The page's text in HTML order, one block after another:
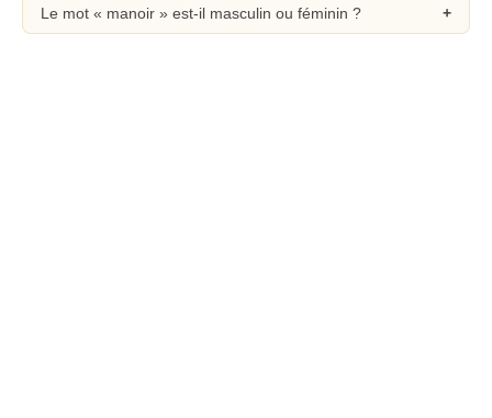
Le mot « manoir » est-il masculin ou féminin ?